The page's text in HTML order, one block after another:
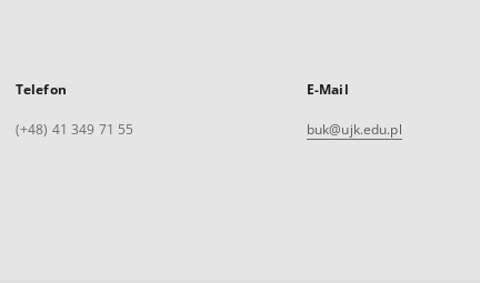
Telefon
(+48) 41 349 71 55
E-Mail
buk@ujk.edu.pl